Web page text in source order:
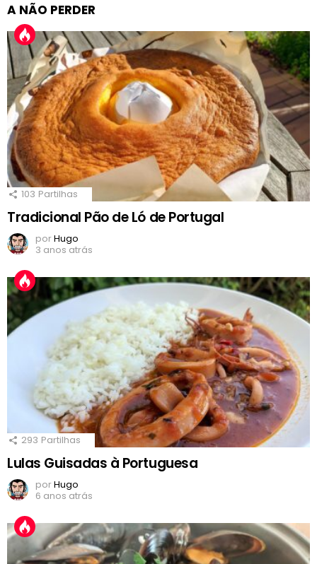
A NÃO PERDER
103 Partilhas
Tradicional Pão de Ló de Portugal
porHugo
3 anos atrás
293 Partilhas
Lulas Guisadas à Portuguesa
porHugo
6 anos atrás